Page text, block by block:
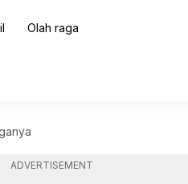
Olah raga
ADVERTISEMENT